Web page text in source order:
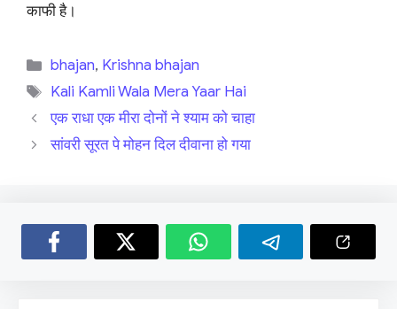
काफी है।
Categories
bhajan, Krishna bhajan
Tags
Kali Kamli Wala Mera Yaar Hai
एक राधा एक मीरा दोनों ने श्याम को चाहा
सांवरी सूरत पे मोहन दिल दीवाना हो गया